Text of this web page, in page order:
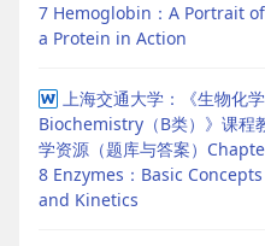
7 Hemoglobin：A Portrait of
a Protein in Action
上海交通大学：《生物化学
Biochemistry（B类）》课程
学资源（题库与答案）
8 Enzymes：Basic Concepts
and Kinetics